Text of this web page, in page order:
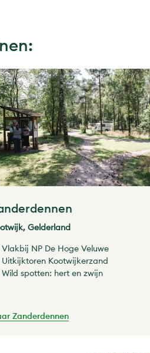
Gelderland
Vlakbij NP De Hoge Veluwe
Uitkijktoren Kootwijkerzand
Wild spotten: hert en zwijn
Zanderdennen